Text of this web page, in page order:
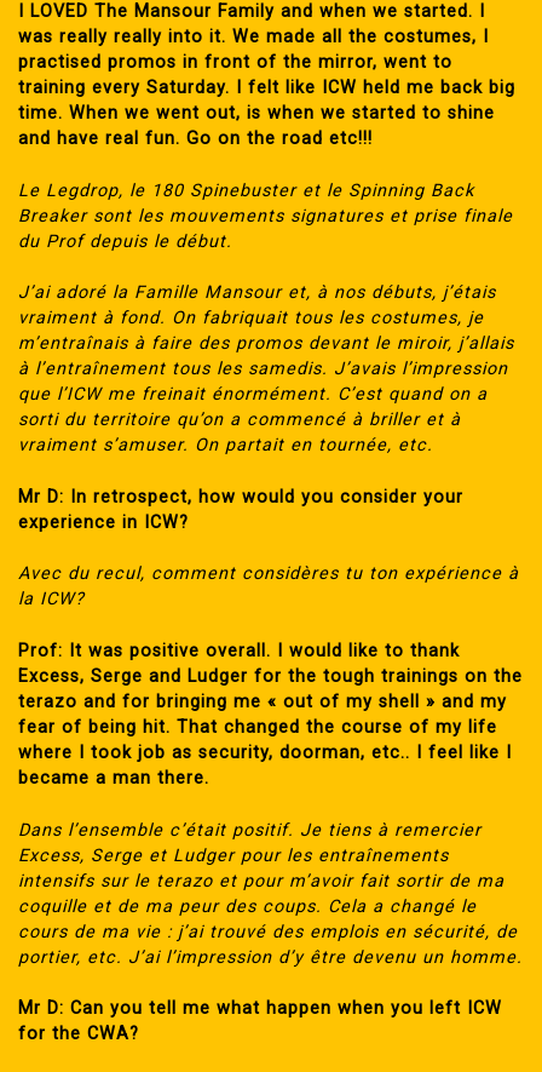
I LOVED The Mansour Family and when we started. I
was really really into it. We made all the costumes, I
practised promos in front of the mirror, went to
training every Saturday. I felt like ICW held me back big
time. When we went out, is when we started to shine
and have real fun. Go on the road etc!!!
Le Legdrop, le 180 Spinebuster et le Spinning Back
Breaker sont les mouvements signatures et prise finale
du Prof depuis le début.
J’ai adoré la Famille Mansour et, à nos débuts, j’étais
vraiment à fond. On fabriquait tous les costumes, je
m’entraînais à faire des promos devant le miroir, j’allais
à l’entraînement tous les samedis. J’avais l’impression
que l’ICW me freinait énormément. C’est quand on a
sorti du territoire qu’on a commencé à briller et à
vraiment s’amuser. On partait en tournée, etc.
Mr D: In retrospect, how would you consider your
experience in ICW?
Avec du recul, comment considères tu ton expérience à
la ICW?
Prof: It was positive overall. I would like to thank
Excess, Serge and Ludger for the tough trainings on the
terazo and for bringing me « out of my shell » and my
fear of being hit. That changed the course of my life
where I took job as security, doorman, etc.. I feel like I
became a man there.
Dans l’ensemble c’était positif. Je tiens à remercier
Excess, Serge et Ludger pour les entraînements
intensifs sur le terazo et pour m’avoir fait sortir de ma
coquille et de ma peur des coups. Cela a changé le
cours de ma vie : j’ai trouvé des emplois en sécurité, de
portier, etc. J’ai l’impression d’y être devenu un homme.
Mr D: Can you tell me what happen when you left ICW
for the CWA?